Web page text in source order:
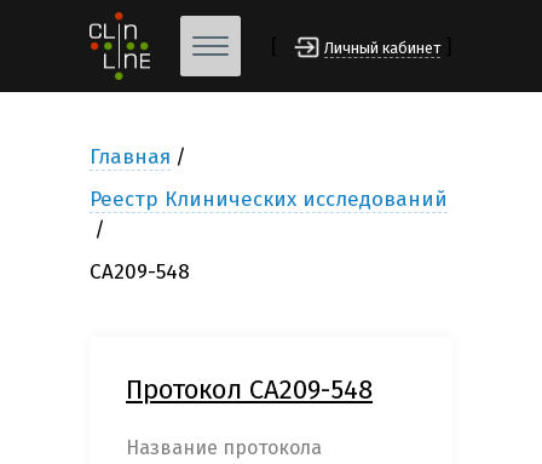
Личный кабинет
Главная
Реестр Клинических исследований
CA209-548
Протокол CA209-548
Название протокола